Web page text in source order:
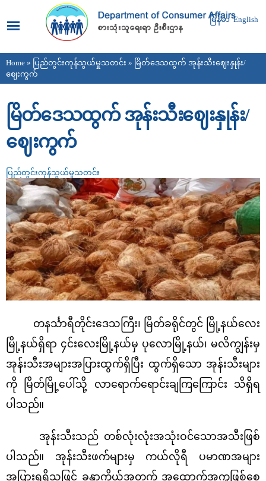
main
content
မြန်မာ English
You are here
Home » ပြည်တွင်းကုန်သွယ်မှုသတင်း » မြိတ်ဒေသထွက် အုန်းသီးဈေးနှုန်း/
ဈေးကွက်
မြိတ်ဒေသထွက် အုန်းသီးဈေးနှုန်း/
ဈေးကွက်
ပြည်တွင်းကုန်သွယ်မှုသတင်း
တနင်္သာရီတိုင်းဒေသကြီး၊ မြိတ်ခရိုင်တွင် မြို့နယ်လေး
မြို့နယ်ရှိရာ ၄င်းလေးမြို့နယ်မှ ပုလောမြို့နယ်၊ မလိကျွန်းမှ
အုန်းသီးအများအပြားထွက်ရှိပြီး ထွက်ရှိသော အုန်းသီးများ
ကို မြိတ်မြို့ပေါ်သို့ လာရောက်ရောင်းချကြကြောင်း သိရှိရ
ပါသည်။
အုန်းသီးသည် တစ်လုံးလုံးအသုံးဝင်သောအသီးဖြစ်
ပါသည်။ အုန်းသီးဖက်များမှ ကယ်လိုရီ ပမာဏအများ
အပြားရရှိသဖြင့် ခန္ဓာကိုယ်အတွက် အထောက်အကူဖြစ်စေ